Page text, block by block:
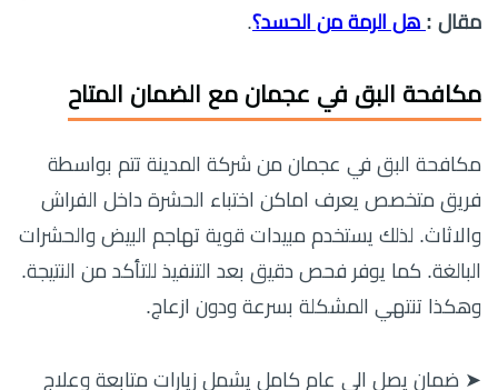
مقال : هل الرمة من الحسد؟.
مكافحة البق في عجمان مع الضمان المتاح
مكافحة البق في عجمان من شركة المدينة تتم بواسطة
فريق متخصص يعرف اماكن اختباء الحشرة داخل الفراش
والاثاث. لذلك يستخدم مبيدات قوية تهاجم البيض والحشرات
البالغة. كما يوفر فحص دقيق بعد التنفيذ للتأكد من النتيجة.
وهكذا تنتهي المشكلة بسرعة ودون ازعاج.
➤ ضمان يصل الى عام كامل يشمل زيارات متابعة وعلاج